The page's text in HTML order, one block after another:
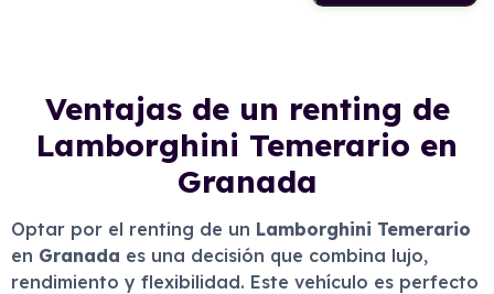
Ventajas de un renting de
Lamborghini Temerario en
Granada
Optar por el renting de un Lamborghini Temerario
en Granada es una decisión que combina lujo,
rendimiento y flexibilidad. Este vehículo es perfecto